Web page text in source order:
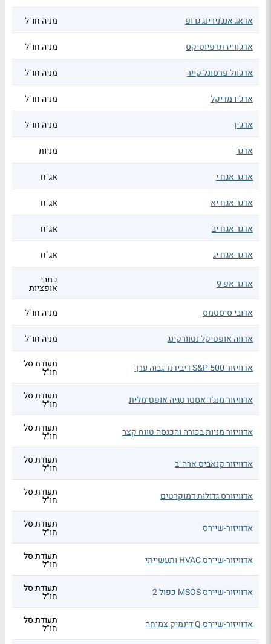
אדאג אנג'נירינג גרופ מניה חו"ל
אדג'ווייז תרפיוטיקס מניה חו"ל
אדג'וול פרסונל קייר מניה חו"ל
אדג'יו מדיקל מניה חו"ל
אדג'ין מניה חו"ל
אדגר מניות
אדגר אגח י אג"ח
אדגר אגח יא אג"ח
אדגר אגח יב אג"ח
אדגר אגח יג אג"ח
אדגר אפ 9 כתבי
אופציות
אדובי סיסטמס
מניה חו"ל
אדווה אופטיקל נטוורקינג מניה חו"ל
אדוויזור S&P 500 דיבידנד גבוה ערך תעודת סל
חו"ל
אדוויזור מנג'ד אסטרטגיה אופטימלית תעודת סל
חו"ל
אדוויזור מניות בכורה והכנסה טווח קצר תעודת סל
חו"ל
אדוויזור קנאביס ארה"ב תעודת סל
חו"ל
אדוויזורס גדולות דמוקרטים תעודת סל
חו"ל
אדוויזור-שיירס תעודת סל
חו"ל
אדוויזור-שיירס HVAC ותעשייתי תעודת סל
חו"ל
אדוויזור-שיירס MSOS כפול 2 תעודת סל
חו"ל
אדוויזור-שיירס Q דינמיק צמיחה תעודת סל
חו"ל